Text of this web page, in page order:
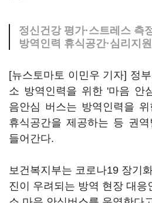
정신건강 평가·스트레스 측
방역인력 휴식공간·심리지
[뉴스토마토 이민우 기자] 정
소 방역인력을 위한 '마음 안
음안심 버스는 방역인력을
휴식공간을 제공하는 등 권
들어간다.
보건복지부는 코로나19 장기
진이 우려되는 방역 현장 대응